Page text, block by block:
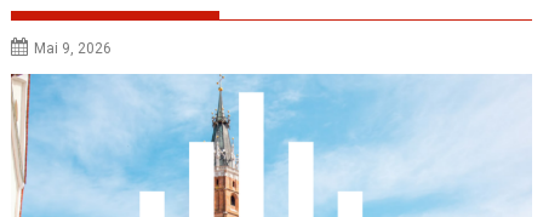
Mai 9, 2026